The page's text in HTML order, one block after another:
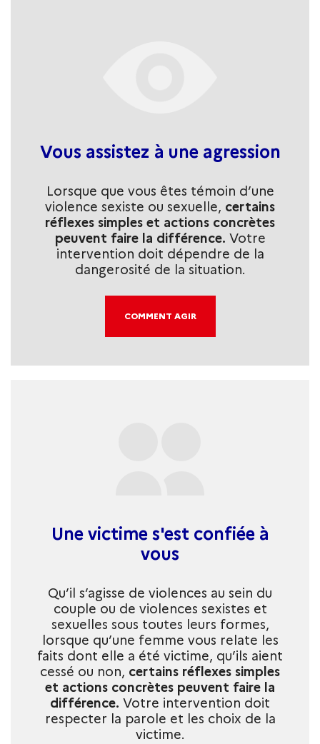
Vous assistez à une agression
Lorsque que vous êtes témoin d’une
violence sexiste ou sexuelle, certains
réflexes simples et actions concrètes
peuvent faire la différence. Votre
intervention doit dépendre de la
dangerosité de la situation.
COMMENT AGIR
Une victime s'est confiée à
vous
Qu’il s’agisse de violences au sein du
couple ou de violences sexistes et
sexuelles sous toutes leurs formes,
lorsque qu’une femme vous relate les
faits dont elle a été victime, qu’ils aient
cessé ou non, certains réflexes simples
et actions concrètes peuvent faire la
différence. Votre intervention doit
respecter la parole et les choix de la
victime.